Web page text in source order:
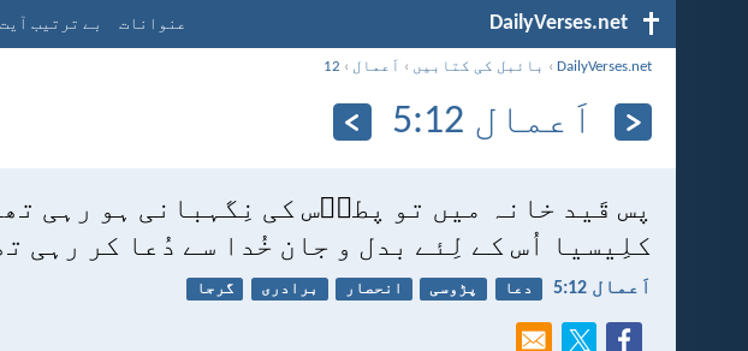
DailyVerses.net عنوانات بے ترتیب آیت
DailyVerses.net
› بائبل کی کتابیں › اَعمال ›
12
اَعمال 12:‏5
پس قَید خانہ میں تو پطرؔس کی نِگہبانی ہو رہی
کلِیسیا اُس کے لِئے بدل و جان خُدا سے دُعا کر رہی
اَعمال 12:‏5 دعا پڑوسی انحصار برادری گرجا